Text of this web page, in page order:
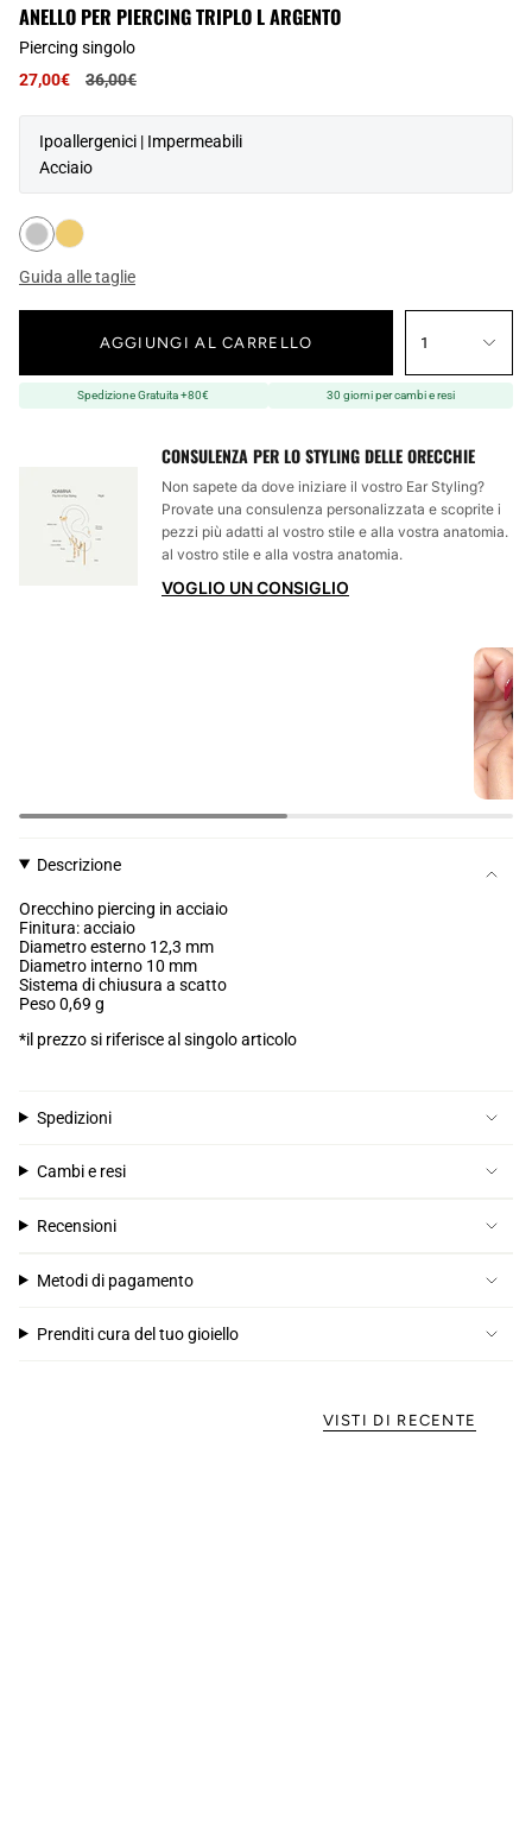
ANELLO PER PIERCING TRIPLO L ARGENTO
Piercing singolo
27,00€
Prezzo
36,00€
Ipoallergenici | Impermeabili
Acciaio
Guida alle taglie
1
AGGIUNGI AL CARRELLO
Spedizione Gratuita +80€ 30 giorni per cambi e resi
CONSULENZA PER LO STYLING DELLE ORECCHIE
Non sapete da dove iniziare il vostro Ear Styling?
Provate una consulenza personalizzata e scoprite i
pezzi più adatti al vostro stile e alla vostra anatomia.
al vostro stile e alla vostra anatomia.
VOGLIO UN CONSIGLIO
Descrizione
Orecchino piercing in acciaio
Finitura: acciaio
Diametro esterno 12,3 mm
Diametro interno 10 mm
Sistema di chiusura a scatto
Peso 0,69 g
*il prezzo si riferisce al singolo articolo
Spedizioni
Cambi e resi
Recensioni
Metodi di pagamento
Prenditi cura del tuo gioiello
VISTI DI RECENTE